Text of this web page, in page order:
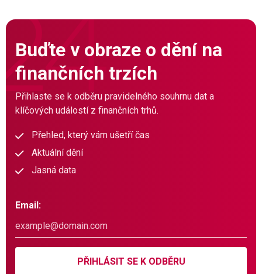
Buďte v obraze o dění na
finančních trzích
Přihlaste se k odběru pravidelného souhrnu dat a
klíčových událostí z finančních trhů.
Přehled, který vám ušetří čas
Aktuální dění
Jasná data
Email:
PŘIHLÁSIT SE K ODBĚRU